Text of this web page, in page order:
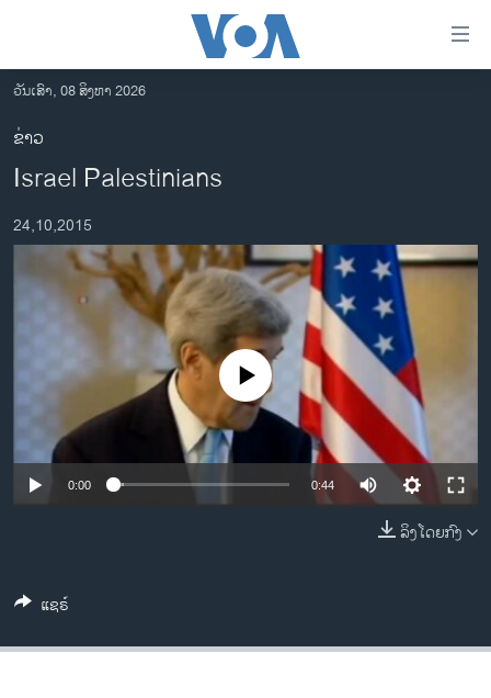
ເຂົ້າ
ຫາ
ຂ້າມ
ຂ້າມ
ໄປ
ຊອກ
ອາເມຣິກາ
ການເລືອກຕັ້ງ ປະທານາທີບໍດີ ສະຫະລັດ 2024
ຂ່າວ​ຈີນ
ໂລກ
ອິດສະຫຼະພາບດ້ານການຂ່າວ
ຊີວິດຊາວລາວ
ຊຸມຊົນຊາວລາວ
ວິທະຍາສາດ-ເທັກໂນໂລຈີ
ພາສາອັງກິດ
ວັນເສົາ, 08 ສິງຫາ 2026
ຂ່າວ
Israel Palestinians
24,10,2015
No media source currently available
0:00 0:44
ລິງໂດຍກົງ
ແຊຣ໌